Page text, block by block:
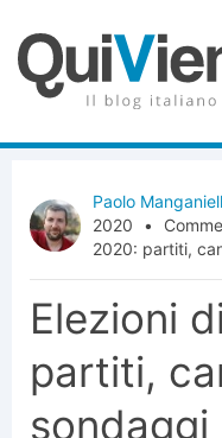
Paolo
2020
•
2020: partiti,
Elezioni
partiti,
sondaggi